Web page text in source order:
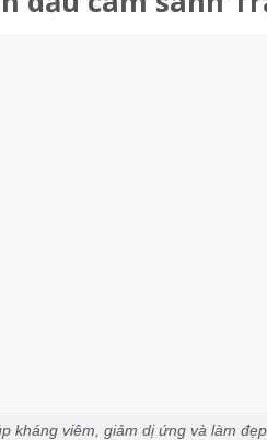
kháng viêm, giảm dị ứng và làm